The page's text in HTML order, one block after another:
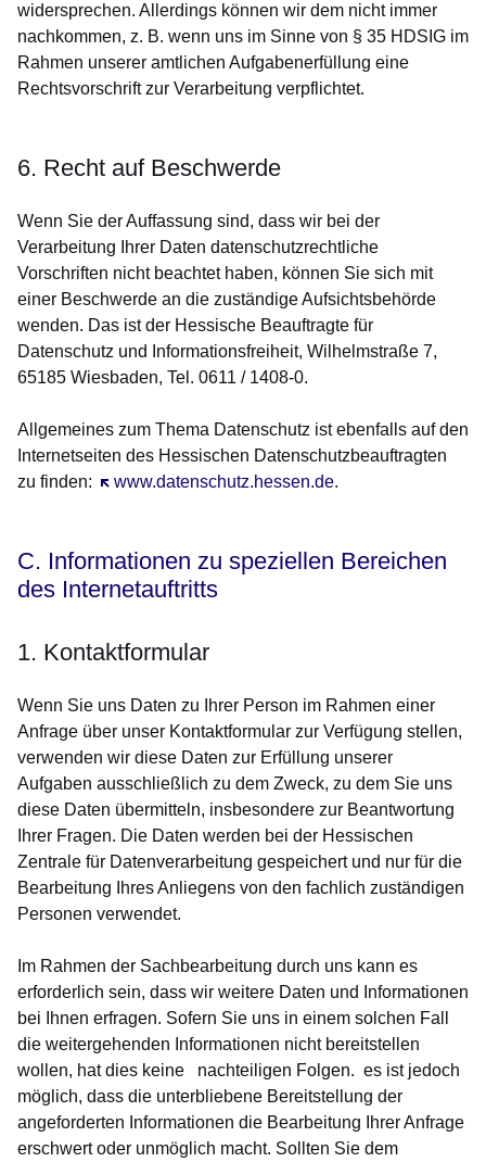
widersprechen. Allerdings können wir dem nicht immer
nachkommen, z. B. wenn uns im Sinne von § 35 HDSIG im
Rahmen unserer amtlichen Aufgabenerfüllung eine
Rechtsvorschrift zur Verarbeitung verpflichtet.
6. Recht auf Beschwerde
Wenn Sie der Auffassung sind, dass wir bei der
Verarbeitung Ihrer Daten datenschutzrechtliche
Vorschriften nicht beachtet haben, können Sie sich mit
einer Beschwerde an die zuständige Aufsichtsbehörde
wenden. Das ist der Hessische Beauftragte für
Datenschutz und Informationsfreiheit, Wilhelmstraße 7,
65185 Wiesbaden, Tel. 0611 / 1408-0.
Allgemeines zum Thema Datenschutz ist ebenfalls auf den
Internetseiten des Hessischen Datenschutzbeauftragten
zu finden:
www.datenschutz.hessen.de
Öffnet sich in einem neuen Fenster
.
C. Informationen zu speziellen Bereichen
des Internetauftritts
1. Kontaktformular
Wenn Sie uns Daten zu Ihrer Person im Rahmen einer
Anfrage über unser Kontaktformular zur Verfügung stellen,
verwenden wir diese Daten zur Erfüllung unserer
Aufgaben ausschließlich zu dem Zweck, zu dem Sie uns
diese Daten übermitteln, insbesondere zur Beantwortung
Ihrer Fragen. Die Daten werden bei der Hessischen
Zentrale für Datenverarbeitung gespeichert und nur für die
Bearbeitung Ihres Anliegens von den fachlich zuständigen
Personen verwendet.
Im Rahmen der Sachbearbeitung durch uns kann es
erforderlich sein, dass wir weitere Daten und Informationen
bei Ihnen erfragen. Sofern Sie uns in einem solchen Fall
die weitergehenden Informationen nicht bereitstellen
wollen, hat dies keine nachteiligen Folgen. es ist jedoch
möglich, dass die unterbliebene Bereitstellung der
angeforderten Informationen die Bearbeitung Ihrer Anfrage
erschwert oder unmöglich macht. Sollten Sie dem